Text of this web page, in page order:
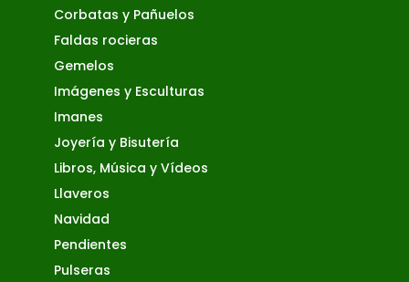
Corbatas y Pañuelos
Faldas rocieras
Gemelos
Imágenes y Esculturas
Imanes
Joyería y Bisutería
Libros, Música y Vídeos
Llaveros
Navidad
Pendientes
Pulseras